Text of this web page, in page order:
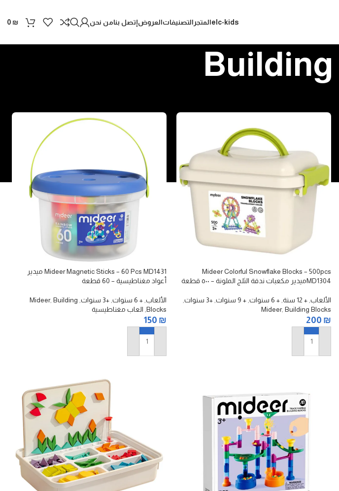
elc-kidsالمتجر التصنيفاتالعروضإتصل بنامن نحن 0 ₪
Mideer Colorful Snowflake Blocks – 500pcs
MD1304ميدير مكعبات ندفة الثلج الملونة – ٥٠٠ قطعة
الألعاب, + 12 سنة , + 6 سنوات , + 9 سنوات , +3 سنوات
,
Mideer, Building Blocks
200 ₪
إضافة إلى السلة
Mideer Magnetic Sticks – 60 Pcs MD1431 ميدير
أعواد مغناطيسية – 60 قطعة
الألعاب, + 6 سنوات , +3 سنوات ,
Mideer, Building
Blocks
, العاب مغناطيسية
150 ₪
إضافة إلى السلة